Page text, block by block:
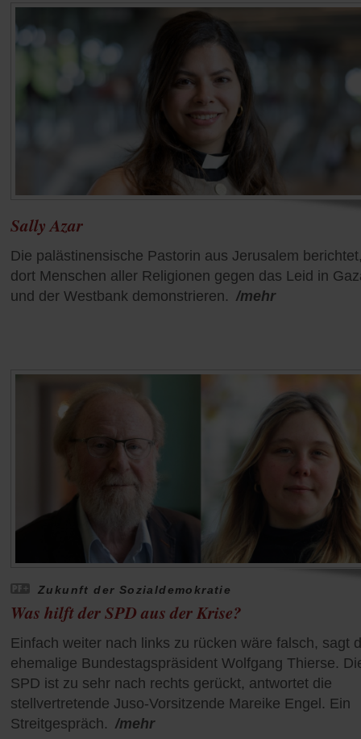
Sally Azar
Die palästinensische Pastorin aus Jerusalem
dort Menschen aller Religionen gegen das Leid in
und der Westbank demonstrieren. /mehr
Zukunft der Sozialdemokratie
Was hilft der SPD aus der Krise?
Einfach weiter nach links zu rücken wäre falsch, sagt
ehemalige Bundestagspräsident Wolfgang Thierse.
SPD ist zu sehr nach rechts gerückt, antwortet die
stellvertretende Juso-Vorsitzende Mareike Engel. Ein
Streitgespräch. /mehr